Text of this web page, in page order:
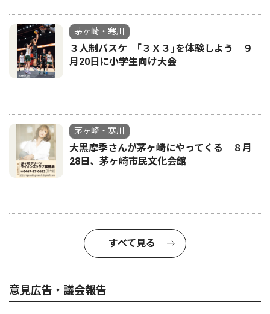
茅ヶ崎・寒川
３人制バスケ ｢３Ｘ３｣を体験しよう ９
月20日に小学生向け大会
茅ヶ崎・寒川
大黒摩季さんが茅ヶ崎にやってくる ８月
28日、茅ヶ崎市民文化会館
すべて見る
意見広告・議会報告